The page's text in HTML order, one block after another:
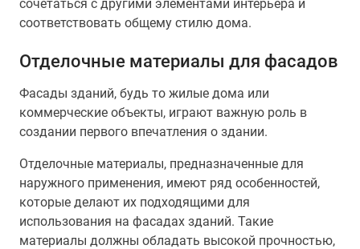
сочетаться с другими элементами интерьера и
соответствовать общему стилю дома.
Отделочные материалы для фасадов
Фасады зданий, будь то жилые дома или
коммерческие объекты, играют важную роль в
создании первого впечатления о здании.
Отделочные материалы, предназначенные для
наружного применения, имеют ряд особенностей,
которые делают их подходящими для
использования на фасадах зданий. Такие
материалы должны обладать высокой прочностью,